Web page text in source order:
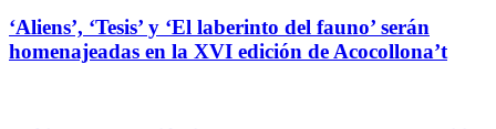
‘Aliens’, ‘Tesis’ y ‘El laberinto del fauno’ serán
homenajeadas en la XVI edición de Acocollona’t